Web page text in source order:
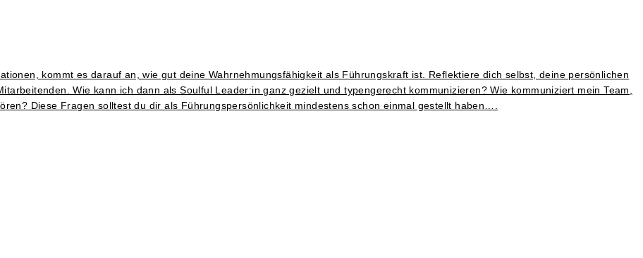
kommt es darauf an, wie gut deine Wahrnehmungsfähigkeit als Führungskraft ist. Reflektiere dich selbst, deine persönlichen
Wie kann ich dann als Soulful Leader:in ganz gezielt und typengerecht kommunizieren? Wie kommuniziert mein Team,
Diese Fragen solltest du dir als Führungspersönlichkeit mindestens schon einmal gestellt haben….